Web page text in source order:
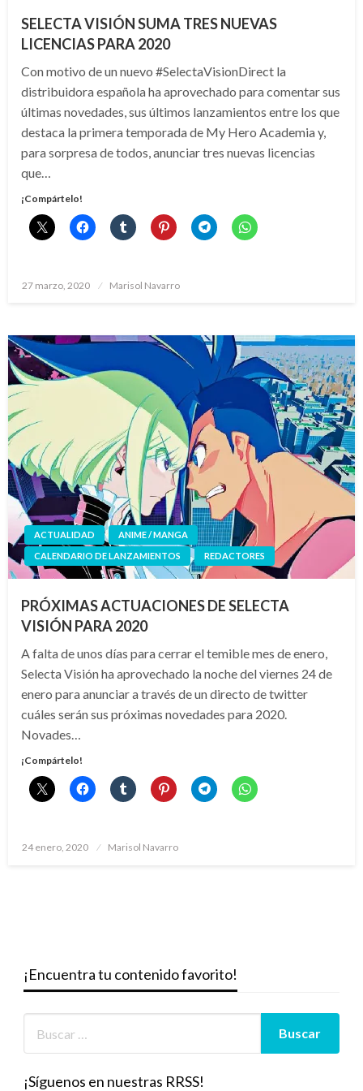
SELECTA VISIÓN SUMA TRES NUEVAS
LICENCIAS PARA 2020
Con motivo de un nuevo #SelectaVisionDirect la
distribuidora española ha aprovechado para comentar sus
últimas novedades, sus últimos lanzamientos entre los que
destaca la primera temporada de My Hero Academia y,
para sorpresa de todos, anunciar tres nuevas licencias
que…
¡Compártelo!
Publicado
27 marzo, 2020 Marisol Navarro
ACTUALIDAD
ANIME / MANGA
CALENDARIO DE LANZAMIENTOS
REDACTORES
PRÓXIMAS ACTUACIONES DE SELECTA
VISIÓN PARA 2020
A falta de unos días para cerrar el temible mes de enero,
Selecta Visión ha aprovechado la noche del viernes 24 de
enero para anunciar a través de un directo de twitter
cuáles serán sus próximas novedades para 2020.
Novades…
¡Compártelo!
Publicado
24 enero, 2020 Marisol Navarro
¡Encuentra tu contenido favorito!
¡Síguenos en nuestras RRSS!